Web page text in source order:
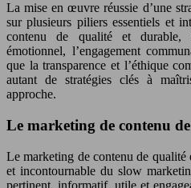
La mise en œuvre réussie d’une
sur plusieurs piliers essentiels et
contenu de qualité et durable,
émotionnel, l’engagement
que la transparence et l’éthique
autant de stratégies clés à
approche.
Le marketing de contenu
Le marketing de contenu de qualité
et incontournable du slow
pertinent, informatif, utile et